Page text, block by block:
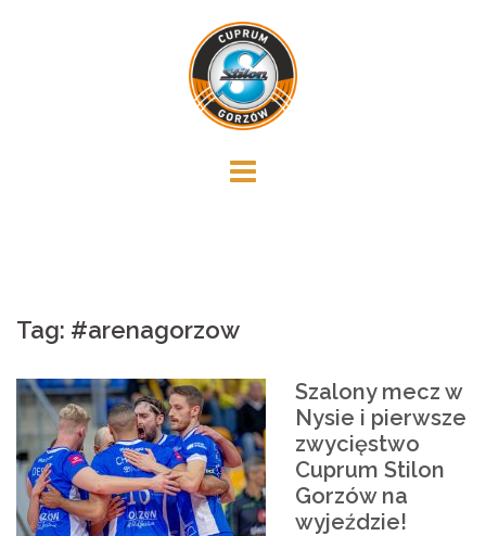
Tag: #arenagorzow
Szalony mecz w
Nysie i pierwsze
zwycięstwo
Cuprum Stilon
Gorzów na
wyjeździe!